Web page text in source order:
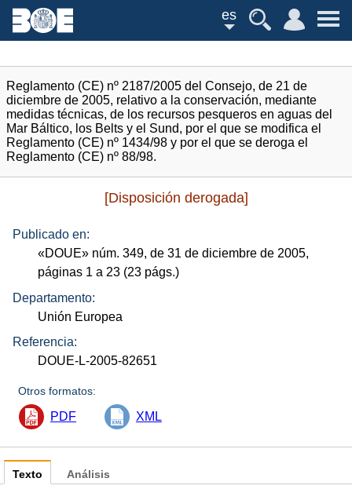
es
Reglamento (CE) nº 2187/2005 del Consejo, de 21 de
diciembre de 2005, relativo a la conservación, mediante
medidas técnicas, de los recursos pesqueros en aguas del
Mar Báltico, los Belts y el Sund, por el que se modifica el
Reglamento (CE) nº 1434/98 y por el que se deroga el
Reglamento (CE) nº 88/98.
[Disposición derogada]
Publicado en:
«DOUE» núm. 349, de 31 de diciembre de 2005,
páginas 1 a 23 (23 págs.)
Departamento:
Unión Europea
Referencia:
DOUE-L-2005-82651
Otros formatos:
PDF XML
Texto Análisis